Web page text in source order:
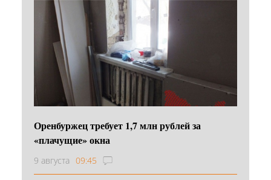
Оренбуржец требует 1,7 млн рублей за
«плачущие» окна
9 августа 09:45